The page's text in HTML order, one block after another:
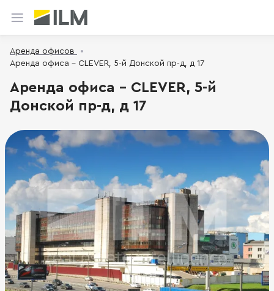
Аренда офисов
Аренда офиса - CLEVER, 5-й Донской пр-д, д 17
Аренда офиса - CLEVER, 5-й
Донской пр-д, д 17